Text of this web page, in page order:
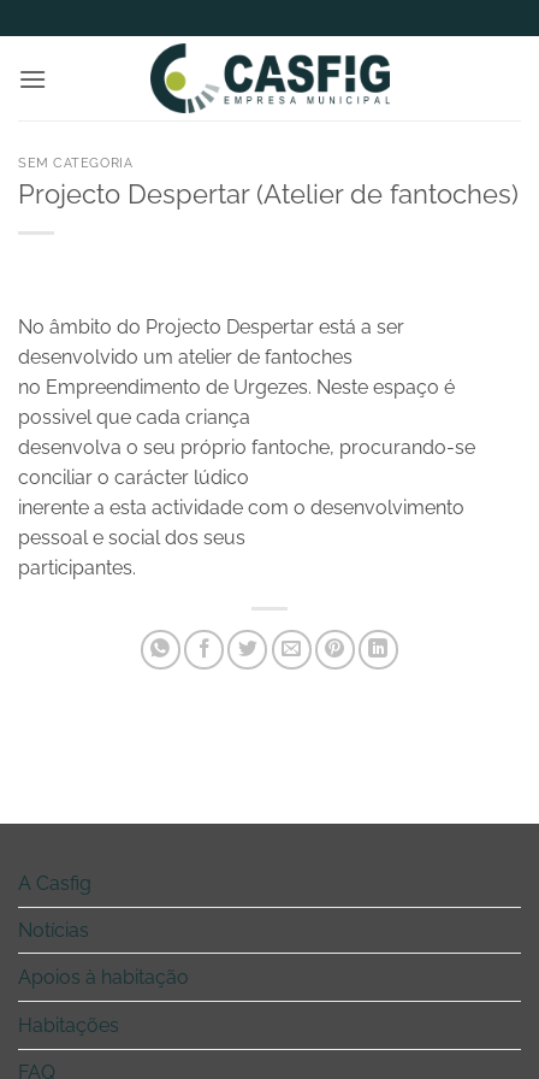
to
content
SEM CATEGORIA
Projecto Despertar (Atelier de fantoches)
No âmbito do Projecto Despertar está a ser
desenvolvido um atelier de fantoches
no Empreendimento de Urgezes. Neste espaço é
possivel que cada criança
desenvolva o seu próprio fantoche, procurando-se
conciliar o carácter lúdico
inerente a esta actividade com o desenvolvimento
pessoal e social dos seus
participantes.
A Casfig
Notícias
Apoios à habitação
Habitações
FAQ